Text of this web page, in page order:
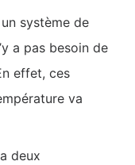
système de
a pas besoin de
effet, ces
va
deux